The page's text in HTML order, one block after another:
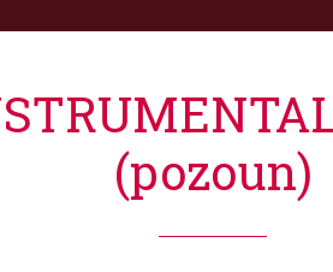
(pozoun)